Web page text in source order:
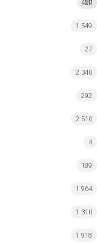
MI
427
1 549
27
2 340
292
2 510
4
189
1 964
1 310
1 918